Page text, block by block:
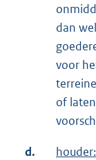
dan
voor
of
d. houder: